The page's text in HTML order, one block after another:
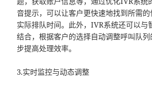
音提示，可以让客户更快速地找到所需
实际排队时间。此外，IVR系统还可以与
结合，根据客户的选择自动调整呼叫队
步提高处理效率。
3.实时监控与动态调整